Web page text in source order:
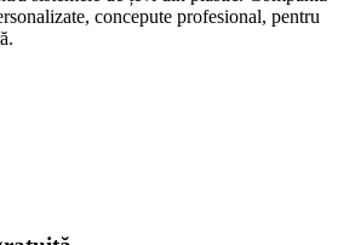
concepute profesional, pentru